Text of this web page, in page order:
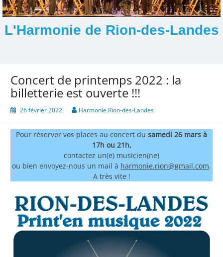
L'Harmonie de Rion-des-Landes
Concert de printemps 2022 : la
billetterie est ouverte !!!
26 février 2022 Harmonie Rion-des-Landes
Pour réserver vos places au concert du samedi 26 mars à
17h ou 21h,
contactez un(e) musicien(ne)
ou bien envoyez-nous un mail à harmonie.rion@gmail.com.
A très vite !